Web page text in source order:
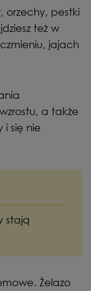
orzechy, pestki
też w
jajach
a także
i się nie
stają
Żelazo